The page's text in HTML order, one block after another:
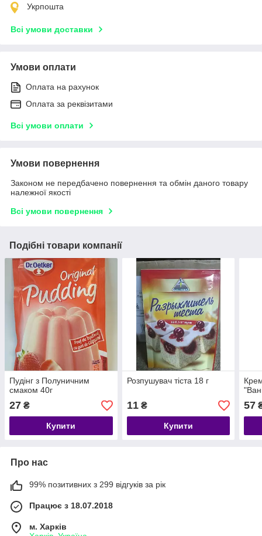
Укрпошта
Всі умови доставки
Умови оплати
Оплата на рахунок
Оплата за реквізитами
Всі умови оплати
Умови повернення
Законом не передбачено повернення та обмін даного товару
належної якості
Всі умови повернення
Подібні товари компанії
Пудінг з Полуничним
смаком 40г
27 ₴
Купити
Розпушувач тіста 18 г
11₴
Купити
57
Про нас
99% позитивних з 299 відгуків за рік
Працює з 18.07.2018
м. Харків